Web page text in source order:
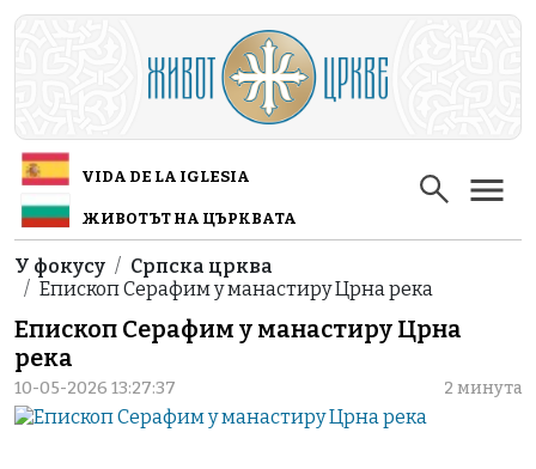
Skip to main content
VIDA DE LA IGLESIA
ЖИВОТЪТ НА ЦЪРКВАТА
Breadcrumb
У фокусу
Српска црква
Епископ Серафим у манастиру Црна река
Епископ Серафим у манастиру Црна
река
10-05-2026 13:27:37 2 минута